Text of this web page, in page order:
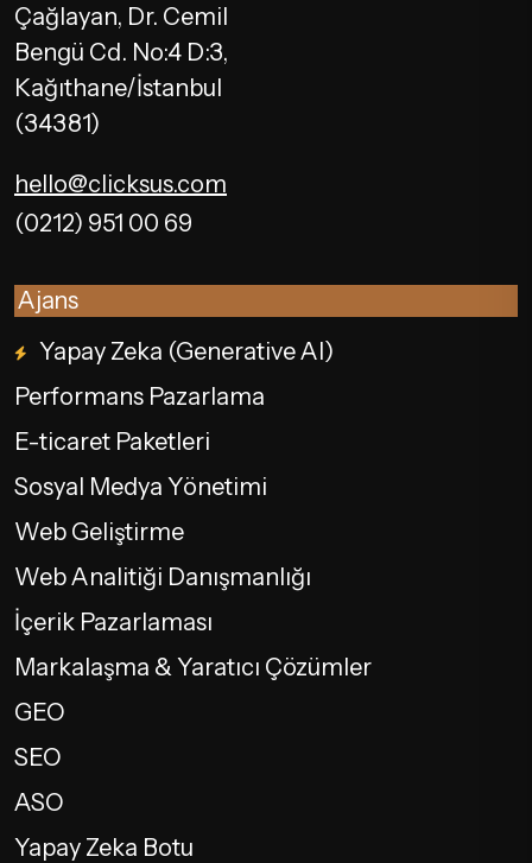
Çağlayan, Dr. Cemil
Bengü Cd. No:4 D:3,
Kağıthane/İstanbul
(34381)
hello@clicksus.com
(0212) 951 00 69
Ajans
Yapay Zeka (Generative AI)
Performans Pazarlama
E-ticaret Paketleri
Sosyal Medya Yönetimi
Web Geliştirme
Web Analitiği Danışmanlığı
İçerik Pazarlaması
Markalaşma & Yaratıcı Çözümler
GEO
SEO
ASO
Yapay Zeka Botu